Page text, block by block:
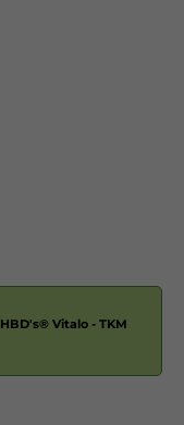
HBD's® Vitalo - TKM